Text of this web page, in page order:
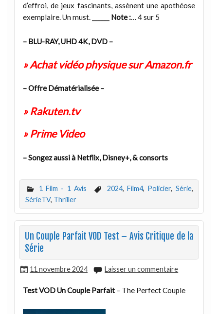
d’effroi, de jeux fascinants, assènent une apothéose
exemplaire. Un must. ______ Note :… 4 sur 5
– BLU-RAY, UHD 4K, DVD –
» Achat vidéo physique sur Amazon.fr
– Offre Dématérialisée –
» Rakuten.tv
» Prime Video
– Songez aussi à Netflix, Disney+, & consorts
1 Film - 1 Avis 2024, Film4, Policier, Série,
SérieTV, Thriller
Un Couple Parfait VOD Test – Avis Critique de la
Série
11 novembre 2024 Laisser un commentaire
Test VOD Un Couple Parfait– The Perfect Couple